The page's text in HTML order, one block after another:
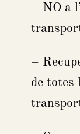
– NO a
–
de totes